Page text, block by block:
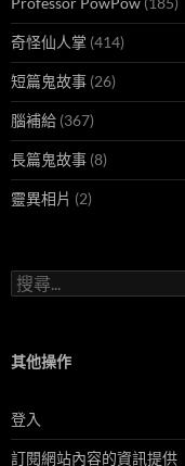
奇怪仙人掌 (414)
短篇鬼故事 (26)
腦補給 (367)
長篇鬼故事 (8)
靈異相片 (2)
搜
尋
字:
其他操作
登入
訂閱網站內容的資訊提供